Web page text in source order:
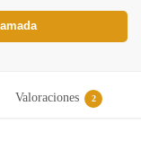
Valoraciones 2